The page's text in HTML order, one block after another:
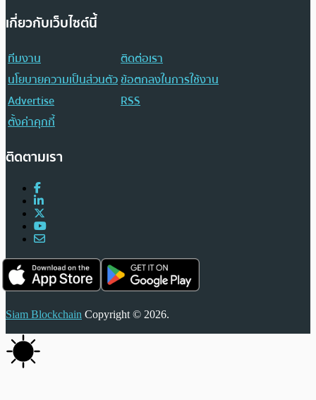
เกี่ยวกับเว็บไซต์นี้
ทีมงาน
ติดต่อเรา
นโยบายความเป็นส่วนตัวข้อตกลงในการใช้งาน
Advertise
RSS
ตั้งค่าคุกกี้
ติดตามเรา
Siam Blockchain Copyright © 2026.